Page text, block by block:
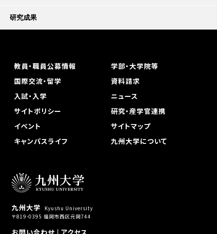
研究成果
九州大学
Kyushu University
〒819-0395 福岡市西区元岡744
教員・職員公募情報
学部・大学院等
国際交流・留学
資料請求
入試・入学
ニュース
サイトポリシー
研究・産学官連携
イベント
サイトマップ
キャンパスライフ
九州大学について